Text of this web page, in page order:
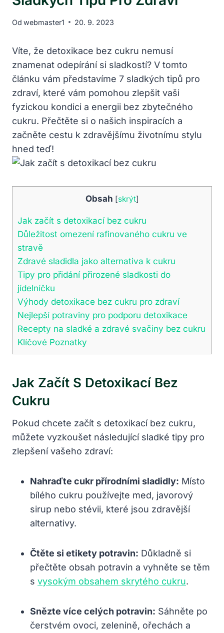
Od webmaster1 20. 9. 2023
Víte, že detoxikace bez cukru nemusí
znamenat odepírání si sladkostí? V tomto
článku vám představíme 7 sladkých tipů pro
zdraví, které vám pomohou zlepšit vaši
fyzickou kondici a energii bez zbytečného
cukru. Přečtěte si o našich inspiracích a
začněte cestu k zdravějšímu životnímu stylu
hned teď!
Obsah [skrýt]
Jak začít s detoxikací bez cukru
Důležitost omezení rafinovaného cukru ve
stravě
Zdravé sladidla jako alternativa k cukru
Tipy pro přidání přirozené sladkosti do
jídelníčku
Výhody detoxikace bez cukru pro zdraví
Nejlepší potraviny pro podporu detoxikace
Recepty na sladké a zdravé svačiny bez cukru
Klíčové Poznatky
Jak Začít S Detoxikací Bez
Cukru
Pokud chcete začít s detoxikací bez cukru,
můžete vyzkoušet následující sladké tipy pro
zlepšení vašeho zdraví:
Nahraďte cukr přírodními sladidly: Místo
bílého cukru používejte med, javorový
sirup nebo stévii, které jsou zdravější
alternativy.
Čtěte si etikety potravin: Důkladně si
přečtěte obsah potravin a vyhněte se těm
s vysokým obsahem skrytého cukru.
Snězte více celých potravin: Sáhněte po
čerstvém ovoci, zelenině, ořechách a